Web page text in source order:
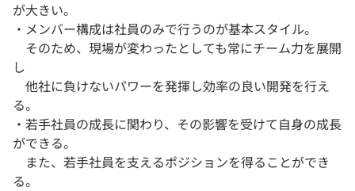
が大きい。
・メンバー構成は社員のみで行うのが基本スタイル。
そのため、現場が変わったとしても常にチーム力を展開
し
他社に負けないパワーを発揮し効率の良い開発を行え
る。
・若手社員の成長に関わり、その影響を受けて自身の成長
ができる。
また、若手社員を支えるポジションを得ることができ
る。